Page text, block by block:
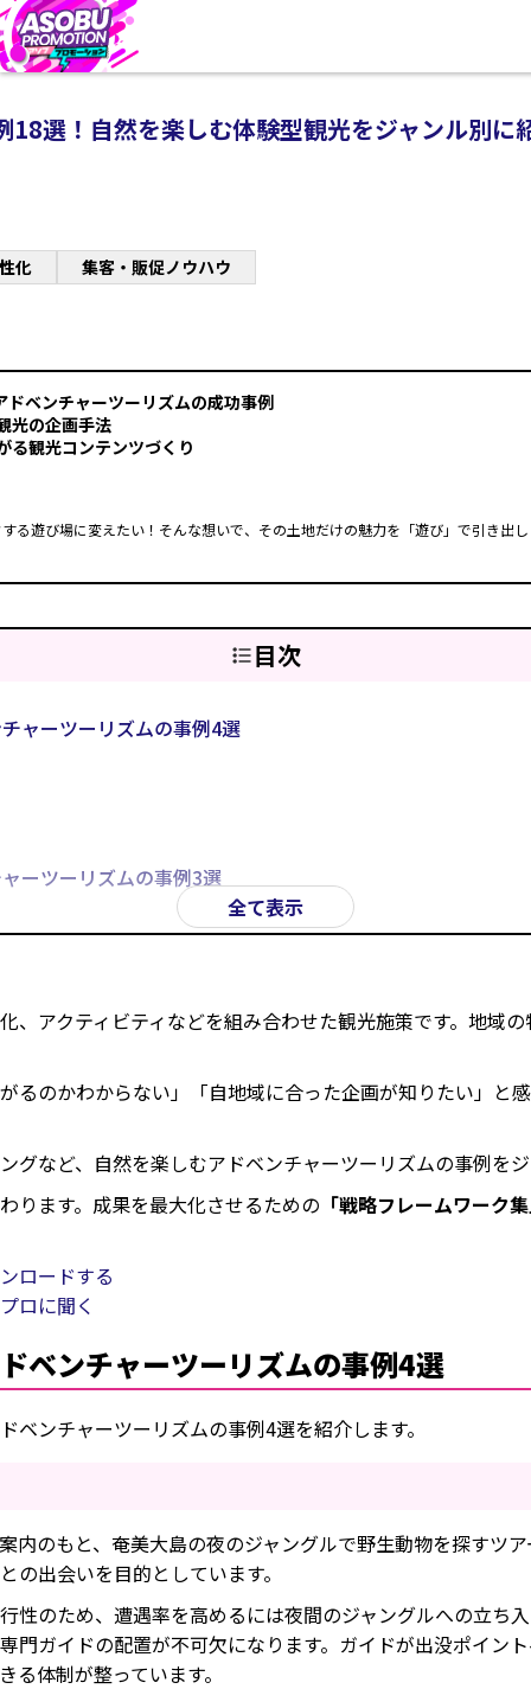
選！自然を楽しむ体験型観光をジャンル別に
化 集客・販促ノウハウ
ベンチャーツーリズムの成功事例
光の企画手法
る観光コンテンツづくり
る遊び場に変えたい！そんな想いで、その土地だけの魅力を「遊び」で引き出
目次
ャーツーリズムの事例4選
ーツーリズムの事例3選
ムの事例4選
ムの事例3選
全て表示
、アクティビティなどを組み合わせた観光施策です。地域
るのかわからない」「自地域に合った企画が知りたい」と
グなど、自然を楽しむアドベンチャーツーリズムの事例を
ります。成果を最大化させるための 「戦略フレームワーク
ロードする
ロに聞く
ベンチャーツーリズムの事例4選
ンチャーツーリズムの事例4選を紹介します。
内のもと、奄美大島の夜のジャングルで野生動物を探すツ
出会いを目的としています。
性のため、遭遇率を高めるには夜間のジャングルへの立ち
門ガイドの配置が不可欠になります。ガイドが出没ポイン
体制が整っています。